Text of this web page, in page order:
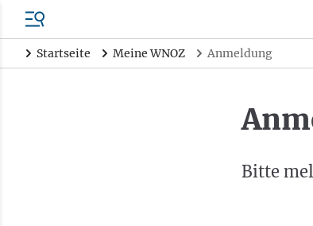
Startseite Meine WNOZ Anmeldung
Bitte